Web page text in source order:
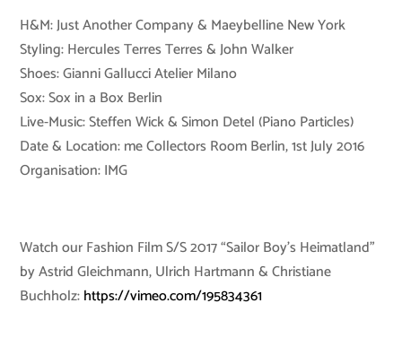
H&M: Just Another Company & Maeybelline New York
Styling: Hercules Terres Terres & John Walker
Shoes: Gianni Gallucci Atelier Milano
Sox: Sox in a Box Berlin
Live-Music: Steffen Wick & Simon Detel (Piano Particles)
Date & Location: me Collectors Room Berlin, 1st July 2016
Organisation: IMG
Watch our Fashion Film S/S 2017 “Sailor Boy’s Heimatland”
by Astrid Gleichmann, Ulrich Hartmann & Christiane
Buchholz:https://vimeo.com/195834361